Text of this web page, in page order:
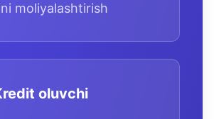
moliyalashtirish
oluvchi